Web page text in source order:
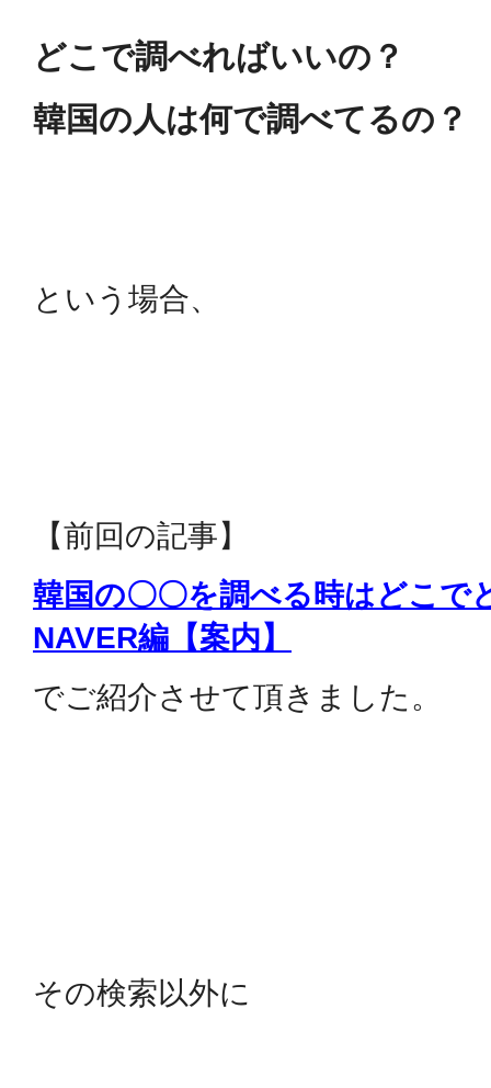
どこで調べればいいの？
韓国の人は何で調べてるの？
という場合、
【前回の記事】
韓国の〇〇を調べる時はどこで
NAVER編【案内】
でご紹介させて頂きました。
その検索以外に